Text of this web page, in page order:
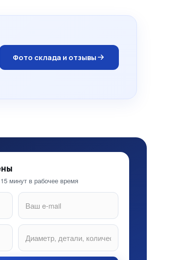
Фото склада и отзывы
минут в рабочее время